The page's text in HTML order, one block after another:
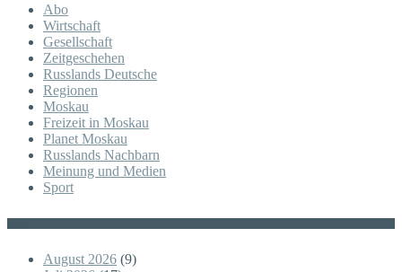
Abo
Wirtschaft
Gesellschaft
Zeitgeschehen
Russlands Deutsche
Regionen
Moskau
Freizeit in Moskau
Planet Moskau
Russlands Nachbarn
Meinung und Medien
Sport
August 2026 (9)